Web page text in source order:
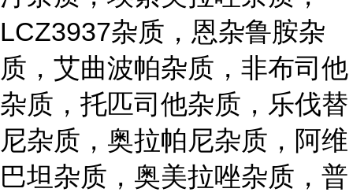
LCZ3937杂质，恩杂鲁胺杂
质，艾曲波帕杂质，非布司他
杂质，托匹司他杂质，乐伐替
尼杂质，奥拉帕尼杂质，阿维
巴坦杂质，奥美拉唑杂质，普